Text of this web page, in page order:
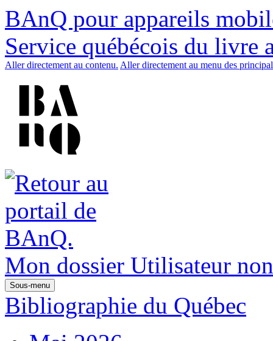
BAnQ pour appareils
Service québécois du livre
Aller directement au contenu. Aller directement au menu des
Mon dossier Utilisateur
Sous-menu
Bibliographie du Québec